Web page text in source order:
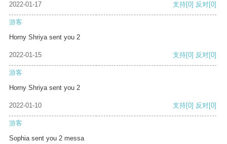
2022-01-17 支持[0] 反对[0]
游客
Horny Shriya sent you 2
2022-01-15 支持[0] 反对[0]
游客
Horny Shriya sent you 2
2022-01-10 支持[0] 反对[0]
游客
Sophia sent you 2 messa